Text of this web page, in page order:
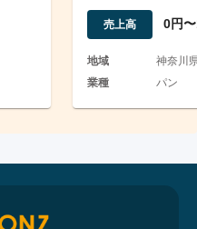
事業承継案件
売上高 0円
地域
神奈川
業種
パン